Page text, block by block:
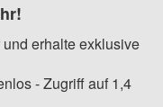
erhalte exklusive
- Zugriff auf 1,4